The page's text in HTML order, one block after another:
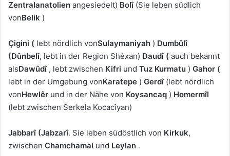
Zentralanatolien angesiedelt) Bolî (Sie leben südlich
vonBelik )
Çigini ( lebt nördlich vonSulaymaniyah ) Dumbûlî
(Dûnbelî, lebt in der Region Shêxan) Daudî ( auch bekannt
alsDawûdî , lebt zwischen Kifri und Tuz Kurmatu ) Gahor (
lebt in der Umgebung vonKaratepe ) Gerdî (lebt nördlich
vonHewlêr und in der Nähe von Koysancaq ) Homermîl
(lebt zwischen Serkela Kocacîyan)
Jabbarî (Jabzarî. Sie leben südöstlich von Kirkuk,
zwischen Chamchamal und Leylan .